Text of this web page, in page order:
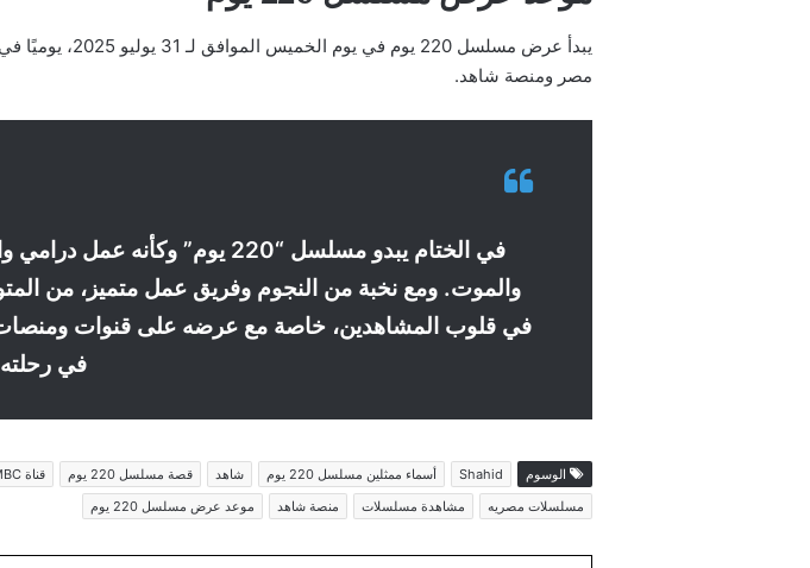
مصر ومنصة شاهد.
في الختام يبدو مسلسل “220 يوم”
والموت. ومع نخبة من النجوم وفريق عمل متميز، من
في قلوب المشاهدين، خاصة مع عرضه على قنوات ومنصات
في رحلته
الوسوم Shahid أسماء ممثلين مسلسل 220 يوم شاهد قصة مسلسل 220 يوم قناة MBC مصر
مسلسلات مصريه
مشاهدة مسلسلات منصة شاهد موعد عرض مسلسل 220 يوم